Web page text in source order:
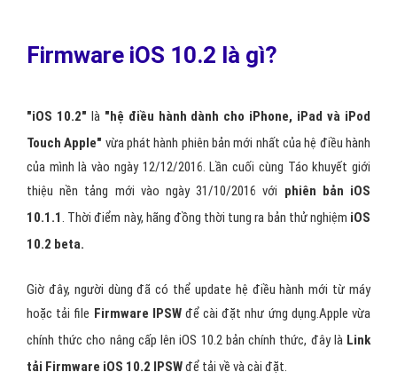
Firmware iOS 10.2 là gì?
"iOS 10.2" là "hệ điều hành dành cho iPhone, iPad và iPod
Touch Apple" vừa phát hành phiên bản mới nhất của hệ điều hành
của mình là vào ngày 12/12/2016. Lần cuối cùng Táo khuyết giới
thiệu nền tảng mới vào ngày 31/10/2016 với phiên bản iOS
10.1.1. Thời điểm này, hãng đồng thời tung ra bản thử nghiệm iOS
10.2 beta.
Giờ đây, người dùng đã có thể update hệ điều hành mới từ máy
hoặc tải file Firmware IPSW để cài đặt như ứng dụng.Apple vừa
chính thức cho nâng cấp lên iOS 10.2 bản chính thức, đây làLink
tải Firmware iOS 10.2 IPSWđể tải về và cài đặt.